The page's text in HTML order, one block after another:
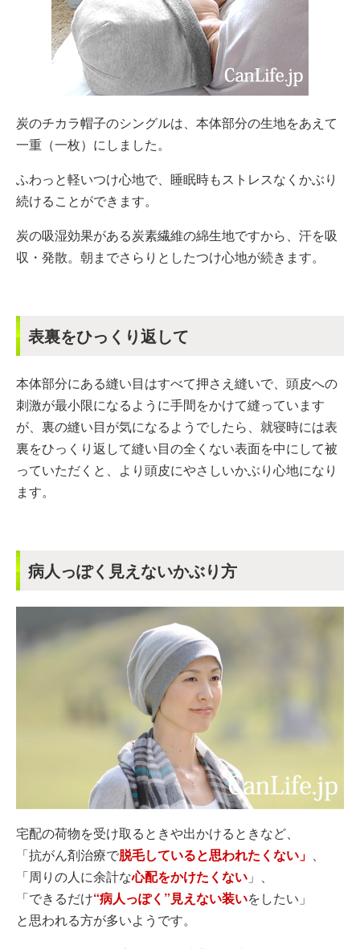
炭のチカラ帽子のシングルは、本体部分の生地をあえて
一重（一枚）にしました。
ふわっと軽いつけ心地で、睡眠時もストレスなくかぶり
続けることができます。
炭の吸湿効果がある炭素繊維の綿生地ですから、汗を吸
収・発散。朝までさらりとしたつけ心地が続きます。
表裏をひっくり返して
本体部分にある縫い目はすべて押さえ縫いで、頭皮への
刺激が最小限になるように手間をかけて縫っています
が、裏の縫い目が気になるようでしたら、就寝時には表
裏をひっくり返して縫い目の全くない表面を中にして被
っていただくと、より頭皮にやさしいかぶり心地になり
ます。
病人っぽく見えないかぶり方
宅配の荷物を受け取るときや出かけるときなど、
「抗がん剤治療で脱毛していると思われたくない」 、
「周りの人に余計な心配をかけたくない 」、
「できるだけ“病人っぽく”見えない装いをしたい」
と思われる方が多いようです。